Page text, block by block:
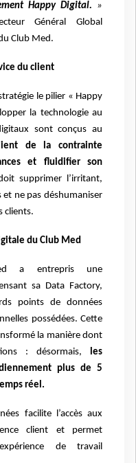
HappyDigital. »
Général Global
Club Med.
du client
le pilier « Happy
la technologie au
sont conçus au
de la contrainte
et fluidifier son
supprimer l’irritant,
et ne pas déshumaniser
clients.
du Club Med
a entrepris une
sa Data Factory,
points de données
possédées. Cette
la manière dont
: désormais, les
plus de 5
réel.
facilite l’accès aux
client et permet
de travail